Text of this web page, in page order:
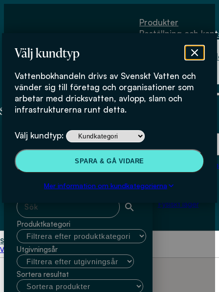
Välj kundtyp
Vattenbokhandeln drivs av Svenskt Vatten och
vänder sig till företag och organisationer som
arbetar med dricksvatten, avlopp, slam och
infrastrukturerna runt detta.
Välj kundtyp:
SPARA & GÅ VIDARE
Mer information om kundkategorierna
Produkter
Beställning och
Fysiskt lager
Beställning och kontakt
Om
Köpvillkor
Fysiskt lager
Start Dan Fujii
Välj kundtyp
Dan Fujii
Sök & filtrera
Sök med fritext
Produktkategori
Utgivningsår
Sortera resultat